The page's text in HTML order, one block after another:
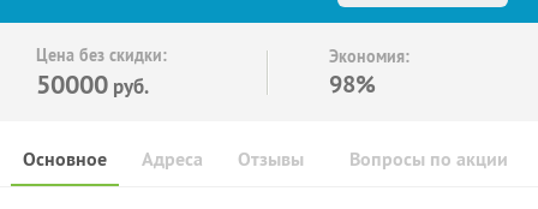
Цена без скидки:
50000 руб.
Экономия:
98%
Основное Отзывы Вопросы по акции
Адреса